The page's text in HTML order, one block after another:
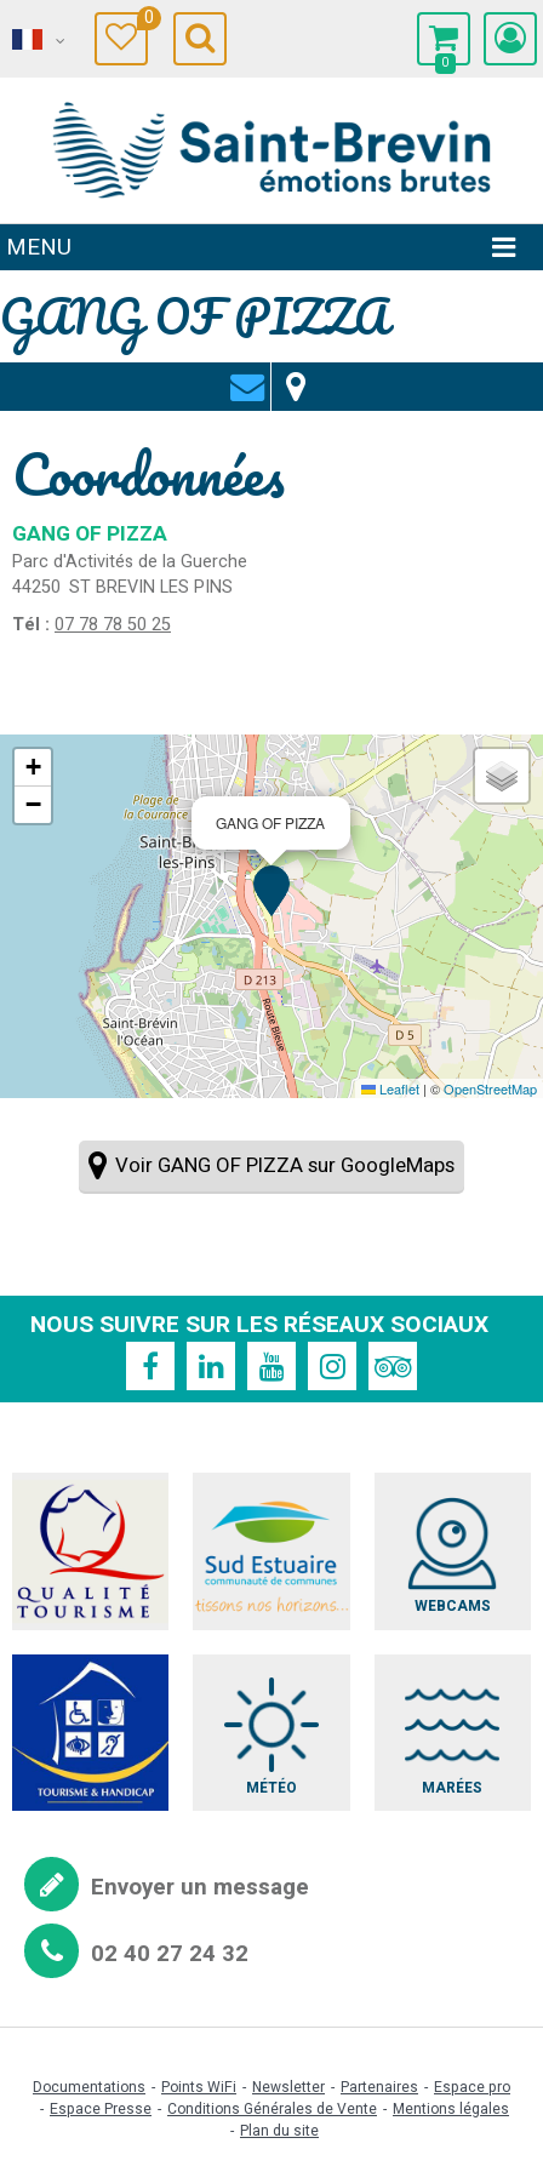
0
0
MENU
GANG OF PIZZA
Coordonnées
GANG OF PIZZA
Parc d'Activités de la Guerche
44250 ST BREVIN LES PINS
Tél : 07 78 78 50 25
GANG OF PIZZA
+
−
Leaflet | ©OpenStreetMap
Voir GANG OF PIZZA sur GoogleMaps
NOUS SUIVRE SUR LES RÉSEAUX SOCIAUX
WEBCAMS
MÉTÉO MARÉES
Envoyer un message
02 40 27 24 32
Documentations Points WiFi Newsletter Partenaires
Espace pro
Espace Presse
Conditions Générales de Vente
Mentions légales
Plan du site